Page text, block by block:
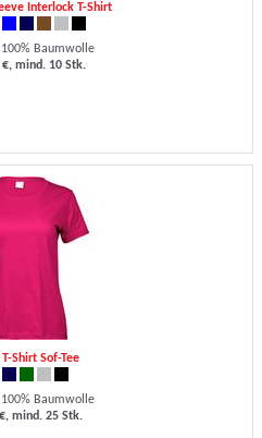
Interlock T-Shirt
Baumwolle
€, mind. 10 Stk.
Shirt Sof-Tee
Baumwolle
mind. 25 Stk.